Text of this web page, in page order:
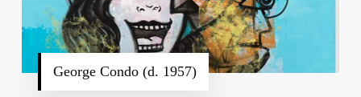
George Condo (d. 1957)